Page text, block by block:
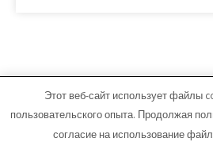
g503.ru - Работает на
Тема от Grace
Этот веб-сайт использует файлы
пользовательского опыта. Продолжая
согласие на использование